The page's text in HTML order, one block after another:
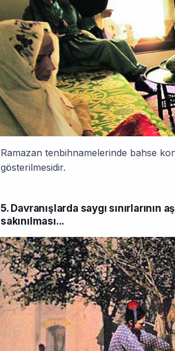
Ramazan tenbihnamelerinde bahse
gösterilmesidir.
5. Davranışlarda saygı sınırlarının
sakınılması...